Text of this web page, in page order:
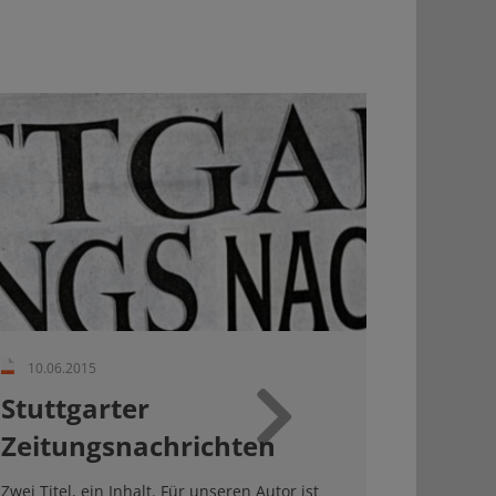
10.06.2015
Stuttgarter
Zeitungsnachrichten
Zwei Titel, ein Inhalt. Für unseren Autor ist
Weiter